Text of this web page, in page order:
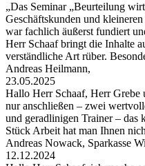
„Das Seminar „Beurteilung
Geschäftskunden und
war fachlich äußerst fundiert
Herr Schaaf bringt die Inhalte
verständliche Art rüber.
Andreas Heilmann,
23.05.2025
Hallo Herr Schaaf, Herr Grebe
nur anschließen – zwei
und geradlinigen Trainer – das
Stück Arbeit hat man Ihnen
Andreas Nowack, Sparkasse
12.12.2024